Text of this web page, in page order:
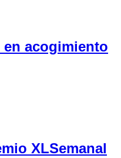
acogimiento
XLSemanal